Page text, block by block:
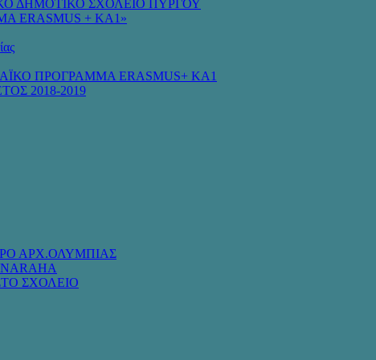
ΔΗΜΟΤΙΚΟ ΣΧΟΛΕΙΟ ΠΥΡΓΟΥ
+ KA1»
ΠΡΟΓΡΑΜΜΑ ERASMUS+ KA1
2018-2019
ΑΡΧ.ΟΛΥΜΠΙΑΣ
ΣΧΟΛΕΙΟ